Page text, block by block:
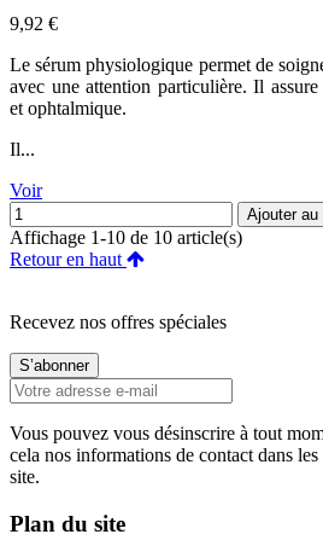
9,92 €Prix
Le sérum physiologique permet de
avec une attention particulière. Il
et ophtalmique.
Il...
Voir
Ajouter au
Affichage 1-10 de 10 article(s)
Retour en haut
Recevez nos offres spéciales
Vous pouvez vous désinscrire à tout
cela nos informations de contact dans
site.
Plan du site